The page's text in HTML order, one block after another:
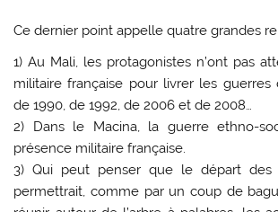
Ce dernier point appelle quatre grandes
1) Au Mali, les protagonistes n’ont pas
militaire française pour livrer les guerres
de 1990, de 1992, de 2006 et de 2008…
2) Dans le Macina, la guerre ethno-
présence militaire française.
3) Qui peut penser que le départ des
permettrait, comme par un coup de